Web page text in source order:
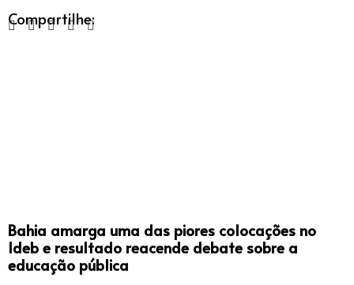
Compartilhe:
Bahia amarga uma das piores colocações no
Ideb e resultado reacende debate sobre a
educação pública